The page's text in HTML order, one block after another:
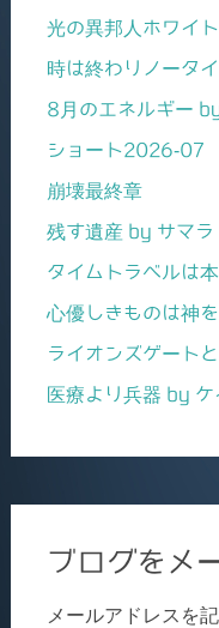
光の異邦人ホワイ
時は終わりノータ
8月のエネルギー
ショート2026-07
崩壊最終章
残す遺産 by サマラ
タイムトラベルは
心優しきものは神
ライオンズゲート
医療より兵器 by ケ
ブログをメ
メールアドレスを